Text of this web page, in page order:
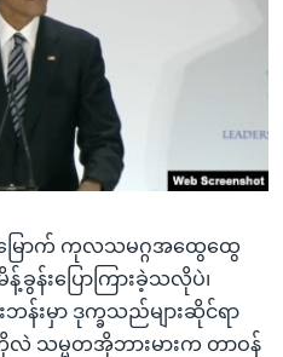
ြောက် ကုလသမဂ္ဂအထွေထွေ
ခွန်းပြောကြားခဲ့သလိုပဲ၊
းမှာ ဒုက္ခသည်များဆိုင်ရာ
သမ္မတအိုဘားမားက တာဝန်